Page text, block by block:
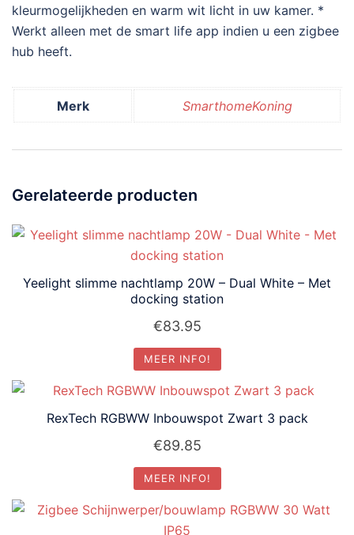
kleurmogelijkheden en warm wit licht in uw kamer. *
Werkt alleen met de smart life app indien u een zigbee
hub heeft.
Merk SmarthomeKoning
Gerelateerde producten
Yeelight slimme nachtlamp 20W – Dual White – Met
docking station
€83.95
MEER INFO!
RexTech RGBWW Inbouwspot Zwart 3 pack
€89.85
MEER INFO!